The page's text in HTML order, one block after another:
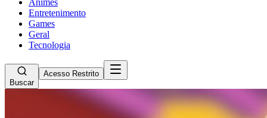
Animes
Entretenimento
Games
Geral
Tecnologia
Buscar
Acesso Restrito